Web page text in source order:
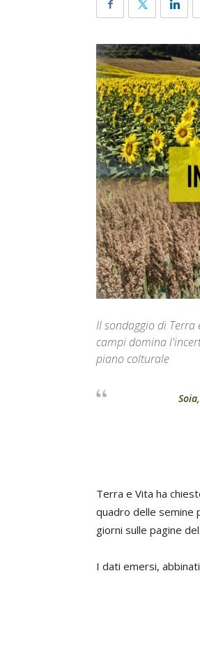
Il sondaggio di
campi domina
piano colturale
Terra e Vita ha
quadro delle semine
giorni sulle pagine
I dati emersi,